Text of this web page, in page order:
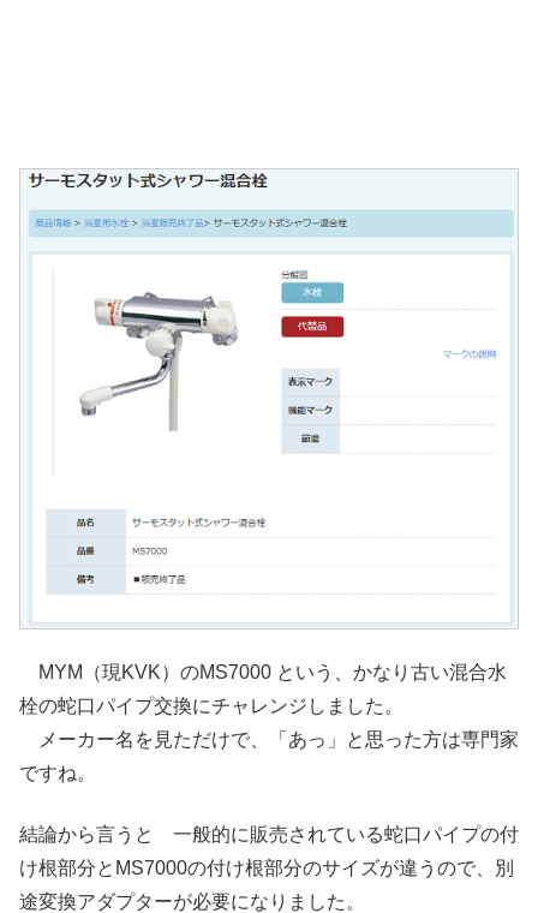
MYM（現KVK）のMS7000 という、かなり古い混合水
栓の蛇口パイプ交換にチャレンジしました。
メーカー名を見ただけで、「あっ」と思った方は専門家
ですね。
結論から言うと 一般的に販売されている蛇口パイプの付
け根部分とMS7000の付け根部分のサイズが違うので、別
途変換アダプターが必要になりました。